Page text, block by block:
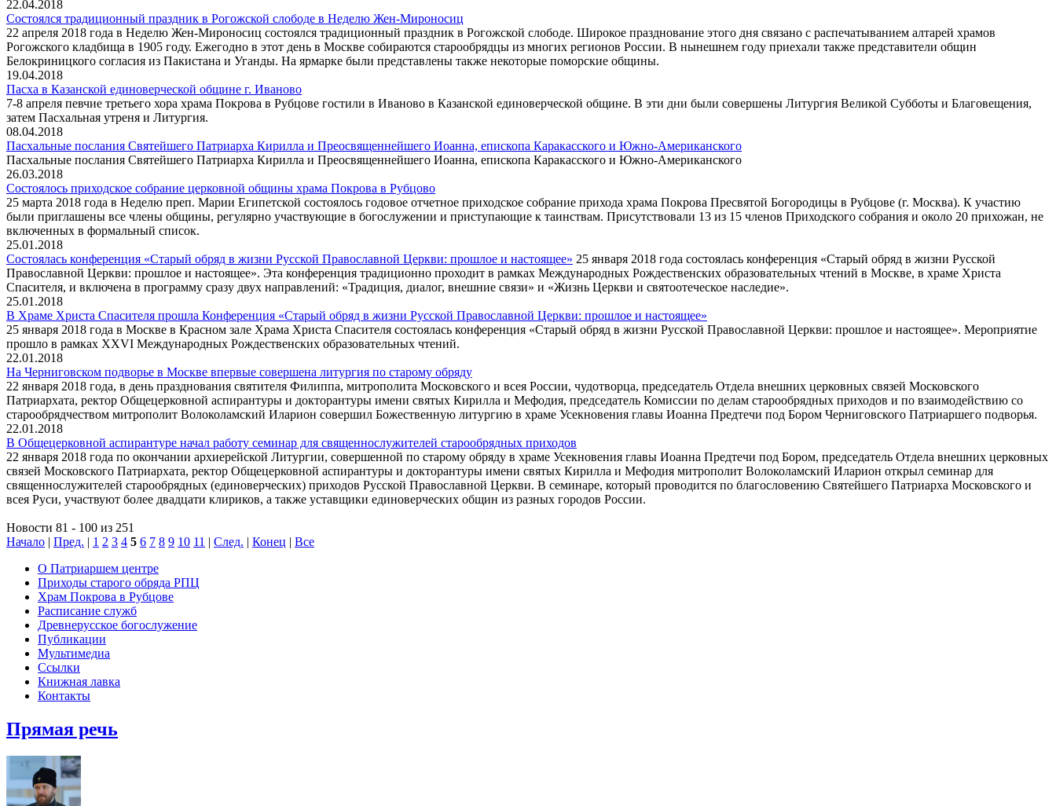
22.04.2018
Состоялся традиционный праздник в Рогожской слободе в Неделю Жен-Мироносиц
22 апреля 2018 года в Неделю Жен-Мироносиц состоялся традиционный праздник в Рогожской слободе. Широкое празднование этого дня связано с распечатыванием алтарей храмов
Рогожского кладбища в 1905 году. Ежегодно в этот день в Москве собираются старообрядцы из многих регионов России. В нынешнем году приехали также представители общин
Белокриницкого согласия из Пакистана и Уганды. На ярмарке были представлены также некоторые поморские общины.
19.04.2018
Пасха в Казанской единоверческой общине г. Иваново
7-8 апреля певчие третьего хора храма Покрова в Рубцове гостили в Иваново в Казанской единоверческой общине. В эти дни были совершены Литургия Великой Субботы и Благовещения,
затем Пасхальная утреня и Литургия.
08.04.2018
Пасхальные послания Святейшего Патриарха Кирилла и Преосвященнейшего Иоанна, епископа Каракасского и Южно-Американского
Пасхальные послания Святейшего Патриарха Кирилла и Преосвященнейшего Иоанна, епископа Каракасского и Южно-Американского
26.03.2018
Состоялось приходское собрание церковной общины храма Покрова в Рубцово
25 марта 2018 года в Неделю преп. Марии Египетской состоялось годовое отчетное приходское собрание прихода храма Покрова Пресвятой Богородицы в Рубцове (г. Москва). К участию
были приглашены все члены общины, регулярно участвующие в богослужении и приступающие к таинствам. Присутствовали 13 из 15 членов Приходского собрания и около 20 прихожан, не
включенных в формальный список.
25.01.2018
Состоялась конференция «Старый обряд в жизни Русской Православной Церкви: прошлое и настоящее» 25 января 2018 года состоялась конференция «Старый обряд в жизни Русской
Православной Церкви: прошлое и настоящее». Эта конференция традиционно проходит в рамках Международных Рождественских образовательных чтений в Москве, в храме Христа
Спасителя, и включена в программу сразу двух направлений: «Традиция, диалог, внешние связи» и «Жизнь Церкви и святоотеческое наследие».
25.01.2018
В Храме Христа Спасителя прошла Конференция «Старый обряд в жизни Русской Православной Церкви: прошлое и настоящее»
25 января 2018 года в Москве в Красном зале Храма Христа Спасителя состоялась конференция «Старый обряд в жизни Русской Православной Церкви: прошлое и настоящее». Мероприятие
прошло в рамках XXVI Международных Рождественских образовательных чтений.
22.01.2018
На Черниговском подворье в Москве впервые совершена литургия по старому обряду
22 января 2018 года, в день празднования святителя Филиппа, митрополита Московского и всея России, чудотворца, председатель Отдела внешних церковных связей Московского
Патриархата, ректор Общецерковной аспирантуры и докторантуры имени святых Кирилла и Мефодия, председатель Комиссии по делам старообрядных приходов и по взаимодействию со
старообрядчеством митрополит Волоколамский Иларион совершил Божественную литургию в храме Усекновения главы Иоанна Предтечи под Бором Черниговского Патриаршего подворья.
22.01.2018
В Общецерковной аспирантуре начал работу семинар для священнослужителей старообрядных приходов
22 января 2018 года по окончании архиерейской Литургии, совершенной по старому обряду в храме Усекновения главы Иоанна Предтечи под Бором, председатель Отдела внешних церковных
связей Московского Патриархата, ректор Общецерковной аспирантуры и докторантуры имени святых Кирилла и Мефодия митрополит Волоколамский Иларион открыл семинар для
священнослужителей старообрядных (единоверческих) приходов Русской Православной Церкви. В семинаре, который проводится по благословению Святейшего Патриарха Московского и
всея Руси, участвуют более ​двадцати клириков, а также уставщики единоверческих общин из разных городов России.
Новости 81 - 100 из 251
Начало | Пред. | 1 2 3 4 5 6 7 8 9 10 11 | След. | Конец | Все
О Патриаршем центре
Приходы старого обряда РПЦ
Храм Покрова в Рубцове
Расписание служб
Древнерусское богослужение
Публикации
Мультимедиа
Ссылки
Книжная лавка
Контакты
Прямая речь